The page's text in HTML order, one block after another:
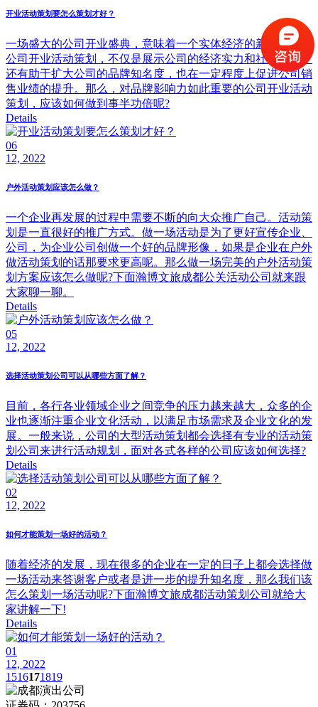
开业活动策划要怎么策划才好？
一场盛大的公司开业盛典，意味着一个实体经济的新崛起!而
公司开业活动策划，不仅是展示公司的经济实力和社会地位，
还有助于扩大公司的品牌知名度，也在一定程度上促进公司销
售业绩的提升。那么，对品牌影响力如此重要的公司开业活动
策划，应该如何做到事半功倍呢?
Details
06
12, 2022
户外活动策划应该怎么做？
一个企业再发展的过程中需要不断的向大众推广自己。活动策
划是一直很好的推广方式。做一场活动是为了更好宣传企业、
公司，为企业公司创做一个好的品牌形像，如果是企业在户外
做活动策划的话那要求更高呢。那么做一场完美的户外活动策
划方案应该怎么做呢?下面瀚博文旅成都公关活动公司就来跟
大家聊一聊。
Details
05
12, 2022
选择活动策划公司可以从哪些方面了解？
目前，各行各业领域企业之间竞争的压力越来越大，众多的企
业也逐渐注重企业文化活动，以满足市场需求及企业文化的发
展。一般来说，公司的大型活动策划都会选择有专业的活动策
划公司来进行活动规划，面对各式各样的公司应该如何选择?
Details
02
12, 2022
如何才能策划一场好的活动？
随着经济的发展，现在很多的企业在一定的日子上都会选择做
一场活动来答谢客户或者是进一步的提升知名度，那么我们该
怎么策划一场活动呢?下面瀚博文旅成都活动策划公司就给大
家讲解一下!
Details
01
12, 2022
1516171819